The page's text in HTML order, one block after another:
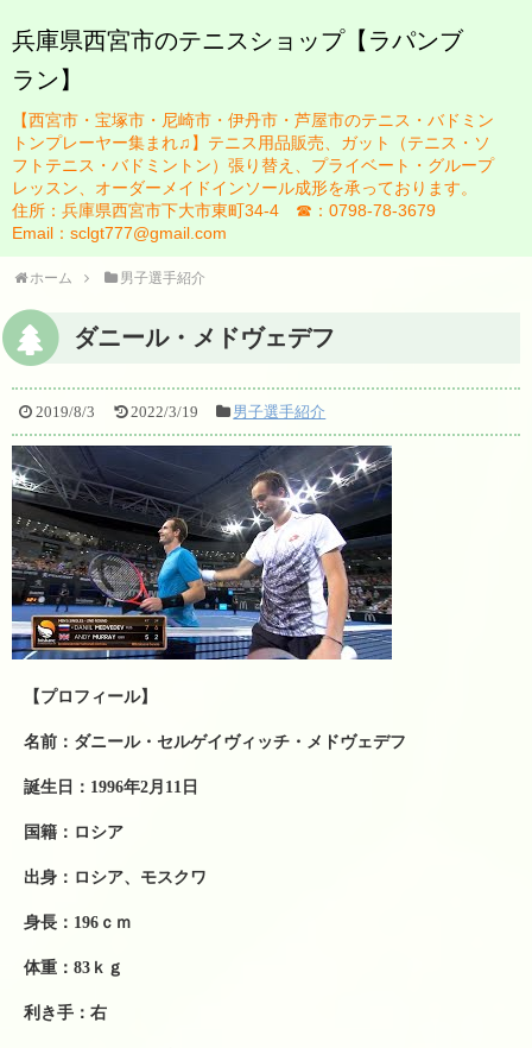
兵庫県西宮市のテニスショップ【ラパンブ
ラン】
【西宮市・宝塚市・尼崎市・伊丹市・芦屋市のテニス・バドミン
トンプレーヤー集まれ♫】テニス用品販売、ガット（テニス・ソ
フトテニス・バドミントン）張り替え、プライベート・グループ
レッスン、オーダーメイドインソール成形を承っております。
住所：兵庫県西宮市下大市東町34-4 ☎：0798-78-3679
Email：sclgt777@gmail.com
ホーム 男子選手紹介
ダニール・メドヴェデフ
2019/8/3 2022/3/19 男子選手紹介
【プロフィール】
名前：ダニール・セルゲイヴィッチ・メドヴェデフ
誕生日：1996年2月11日
国籍：ロシア
出身：ロシア、モスクワ
身長：196ｃｍ
体重：83ｋｇ
利き手：右
HOME
ブログ
お知らせ一覧
スタッフ紹介
佐藤英治
瀬藤祐司
ガット張り替え
テニスレッスンについて
レッスン規定
テニスレッスン予定表
店舗販売商品
硬式テニスラケット
ラケット購入時の特典
硬式ナチュラルガット
硬式ナイロンガット
硬式ポリガット
ソフトテニスガット